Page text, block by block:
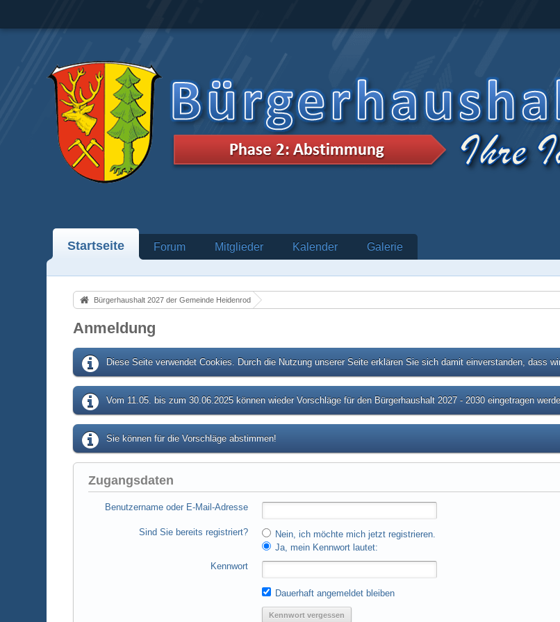
Startseite Forum Mitglieder Kalender Galerie
Bürgerhaushalt 2027 der Gemeinde Heidenrod
Anmeldung
Diese Seite verwendet Cookies. Durch die Nutzung unserer Seite erklären Sie sich damit einverstanden, dass
Vom 11.05. bis zum 30.06.2025 können wieder Vorschläge für den Bürgerhaushalt 2027 - 2030 eingetragen
Sie können für die Vorschläge abstimmen!
Zugangsdaten
Benutzername oder E-Mail-Adresse
Sind Sie bereits registriert?
Nein, ich möchte mich jetzt registrieren.
Ja, mein Kennwort lautet:
Kennwort
Dauerhaft angemeldet bleiben
Kennwort vergessen